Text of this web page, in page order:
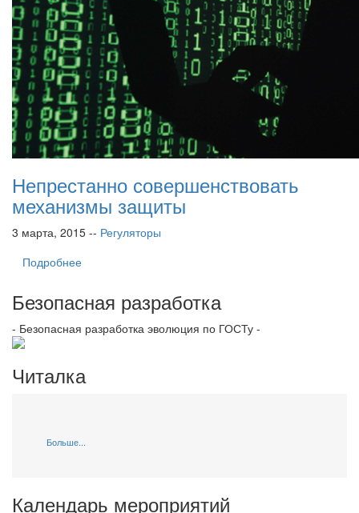
Непрестанно совершенствовать
механизмы защиты
3 марта, 2015 -- Регуляторы
Подробнее
Безопасная разработка
- Безопасная разработка эволюция по ГОСТу -
Читалка
Больше...
Календарь мероприятий